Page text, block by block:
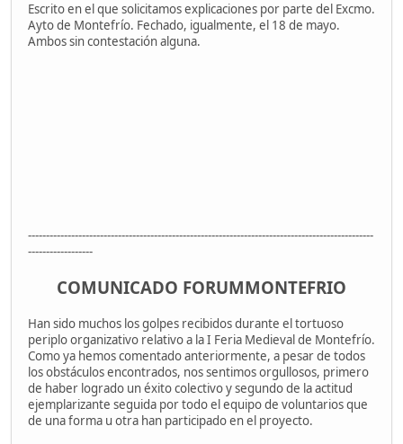
Escrito en el que solicitamos explicaciones por parte del Excmo.
Ayto de Montefrío. Fechado, igualmente, el 18 de mayo.
Ambos sin contestación alguna.
------------------------------------------------------------------------------------------------
------------------
COMUNICADO FORUMMONTEFRIO
Han sido muchos los golpes recibidos durante el tortuoso
periplo organizativo relativo a la I Feria Medieval de Montefrío.
Como ya hemos comentado anteriormente, a pesar de todos
los obstáculos encontrados, nos sentimos orgullosos, primero
de haber logrado un éxito colectivo y segundo de la actitud
ejemplarizante seguida por todo el equipo de voluntarios que
de una forma u otra han participado en el proyecto.